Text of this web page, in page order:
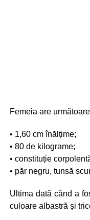
Femeia are
• 1,60 cm înălțime;
• 80 de kilograme;
• constituție
• păr negru, tunsă
Ultima dată când a
culoare albastră și